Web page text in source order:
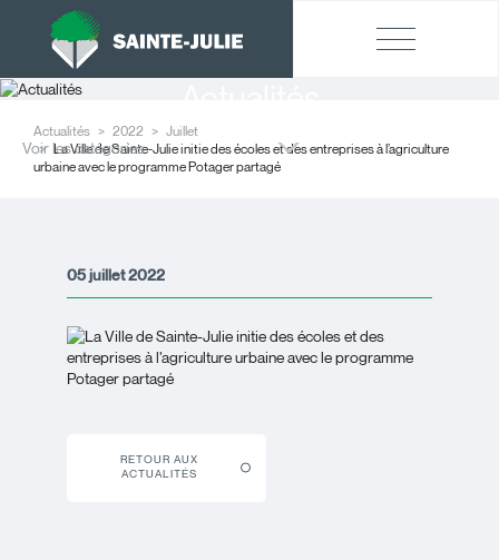
Actualités 2022
Juillet
La Ville de Sainte-Julie initie des écoles et des entreprises à l’agriculture
urbaine avec le programme Potager partagé
Voir les catégories
05 juillet 2022
RETOUR AUX
ACTUALITÉS